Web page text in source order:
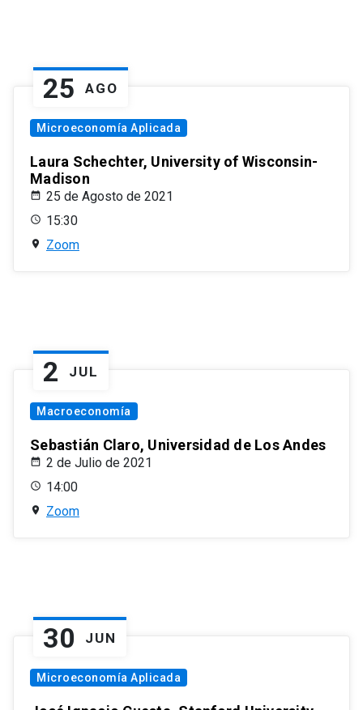
25 AGO
Microeconomía Aplicada
Laura Schechter, University of Wisconsin-
Madison
25 de Agosto de 2021
15:30
Zoom
2 JUL
Macroeconomía
Sebastián Claro, Universidad de Los Andes
2 de Julio de 2021
14:00
Zoom
30 JUN
Microeconomía Aplicada